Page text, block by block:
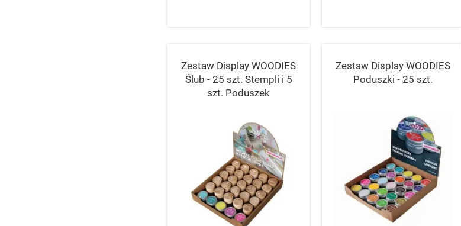
Zestaw Display WOODIES
Ślub - 25 szt. Stempli i 5
szt. Poduszek
Zestaw Display WOODIES
Poduszki - 25 szt.